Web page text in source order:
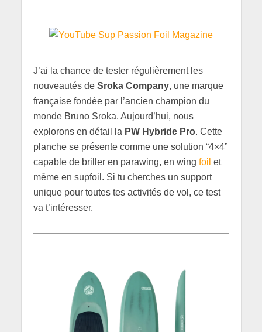
J’ai la chance de tester régulièrement les
nouveautés de Sroka Company, une marque
française fondée par l’ancien champion du
monde Bruno Sroka. Aujourd’hui, nous
explorons en détail la PW Hybride Pro. Cette
planche se présente comme une solution “4×4”
capable de briller en parawing, en wing foil et
même en supfoil. Si tu cherches un support
unique pour toutes tes activités de vol, ce test
va t’intéresser.